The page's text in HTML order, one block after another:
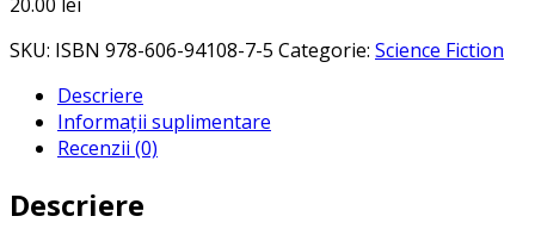
SKU: ISBN 978-606-94108-7-5 Categorie: Science Fiction
Descriere
Informații suplimentare
Recenzii (0)
Descriere